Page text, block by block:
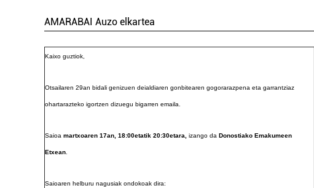
AMARABAI Auzo elkartea
Kaixo guztiok,
Otsailaren 29an bidali genizuen deialdiaren gonbitearen gogorarazpena eta garrantziaz
ohartarazteko igortzen dizuegu bigarren emaila.
Saioa martxoaren 17an, 18:00etatik 20:30etara, izango da Donostiako Emakumeen
Etxean
Saioaren helburu nagusiak ondokoak dira: